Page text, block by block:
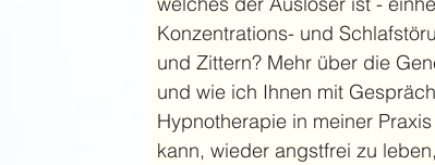
Konzentrations- und
und Zittern? Mehr über die
und wie ich Ihnen mit
Hypnotherapie in meiner
kann, wieder angstfrei zu